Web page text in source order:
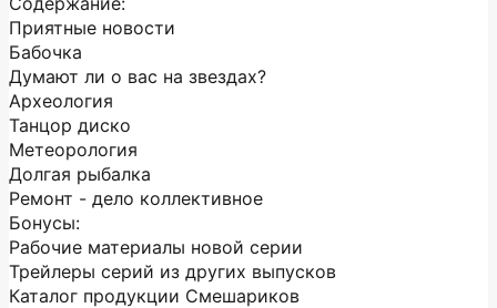
Приятные новости
Бабочка
Думают ли о вас на звездах?
Археология
Танцор диско
Метеорология
Долгая рыбалка
Ремонт - дело коллективное
Бонусы:
Рабочие материалы новой серии
Трейлеры серий из других выпусков
Каталог продукции Смешариков